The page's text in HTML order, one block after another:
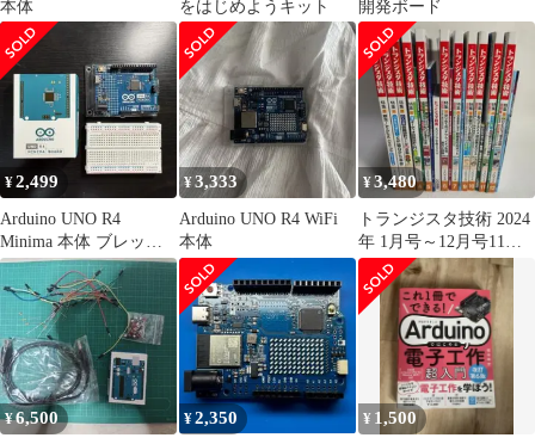
本体
をはじめようキット
開発ボード
¥2,499
Arduino UNO R4
Minima 本体 ブレッド
ボード付 ※正規品
¥3,333
Arduino UNO R4 WiFi
本体
¥3,480
トランジスタ技術 2024
年 1月号～12月号11冊
セット8月欠品、9月付
録欠品
¥6,500 ¥2,350 ¥ 1,500